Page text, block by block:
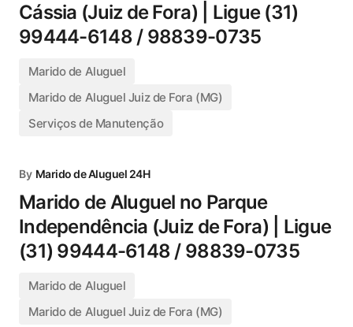
Cássia (Juiz de Fora) | Ligue (31)
99444-6148 / 98839-0735
Marido de Aluguel
Marido de Aluguel Juiz de Fora (MG)
Serviços de Manutenção
By Marido de Aluguel 24H
Marido de Aluguel no Parque
Independência (Juiz de Fora) | Ligue
(31) 99444-6148 / 98839-0735
Marido de Aluguel
Marido de Aluguel Juiz de Fora (MG)